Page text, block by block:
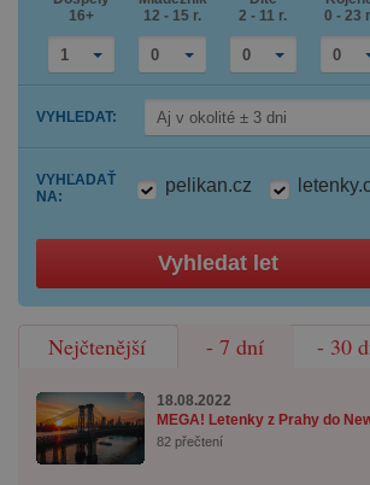
calendar
and
select
a
date.
Press
the
question
to
keyboard
shortcuts
changing
dates.
interact
with
the
and
select
date.
Press
question
mark
to
get
the
keyboard
shortcuts
for
changing
dates.
16+
1
12 - 15 r.
0
2 - 11 r.
0
0 - 23
0
VYHLEDAT: Aj v okolité ± 3 dni
VYHĽADAŤ
NA:
pelikan.cz
Vyhledat let
Nejčtenější - 7 dní - 30
18.08.2022
82 přečtení